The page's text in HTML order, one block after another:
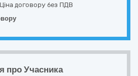
Ціна договору без ПДВ
про Учасника